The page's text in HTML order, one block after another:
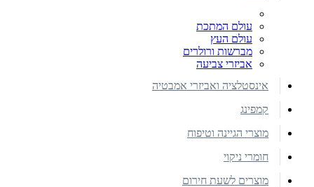
עולם המתכת
עולם העץ
מברשות ורולרים
אביזרי צביעה
אינסטלציה ואביזרי אמבטיה
קמפינג
מוצרי הגיינה וטיפוח
חומרי ניקוי
מוצרים לשעת חירום